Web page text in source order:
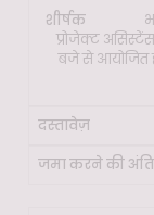
प्रोजेक्ट
बजे से आयोजित